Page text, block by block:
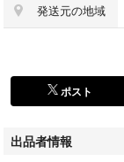
発送元の地域
ポスト
出品者情報